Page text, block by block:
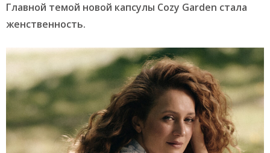
Главной темой новой капсулы Cozy Garden стала
женственность.